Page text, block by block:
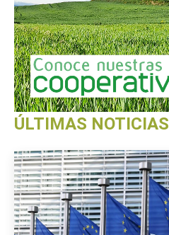
ÚLTIMAS NOTICIAS